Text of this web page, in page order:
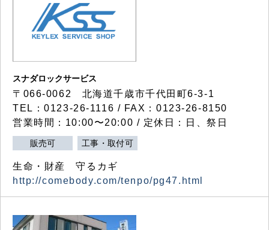
スナダロックサービス
〒066-0062 北海道千歳市千代田町6-3-1
TEL：0123-26-1116 / FAX：0123-26-8150
営業時間：10:00〜20:00 / 定休日：日、祭日
販売可 工事・取付可
生命・財産 守るカギ
http://comebody.com/tenpo/pg47.html